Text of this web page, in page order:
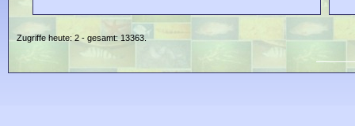
Zugriffe heute: 2 - gesamt: 13363.